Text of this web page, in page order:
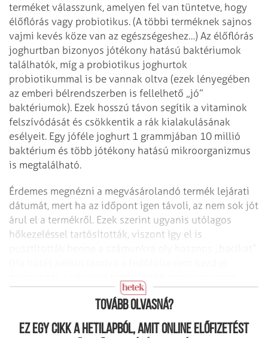
terméket válasszunk, amelyen fel van tüntetve, hogy
élőflórás vagy probiotikus. (A többi terméknek sajnos
vajmi kevés köze van az egészségeshez…) Az élőflórás
joghurtban bizonyos jótékony hatású baktériumok
találhatók, míg a probiotikus joghurtok
probiotikummal is be vannak oltva (ezek lényegében
az emberi bélrendszerben is fellelhető „jó”
baktériumok). Ezek hosszú távon segítik a vitaminok
felszívódását és csökkentik a rák kialakulásának
esélyeit. Egy jóféle joghurt 1 grammjában 10 millió
baktérium és több jótékony hatású mikroorganizmus
is megtalálható.
Érdemes megnézni a megvásárolandó termék lejárati
dátumát, mert ha az időpont igen távoli, az nem sok jót
árul el a termékről. Ezek szerint ugyan­is utólagos
hőkezeléssel tartósították, viszont így el is
tartalmaz, mint élőflórát.)
Tovább olvasná?
Ez egy cikk a hetilapból, amit online előfizetést